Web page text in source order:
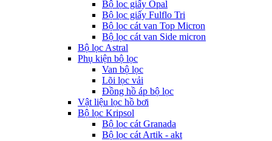
Bộ lọc giấy Opal
Bộ lọc giấy Fulflo Tri
Bộ lọc cát van Top Micron
Bộ lọc cát van Side micron
Bộ lọc Astral
Phụ kiện bộ lọc
Van bộ lọc
Lõi lọc vải
Đồng hồ áp bộ lọc
Vật liệu lọc hồ bơi
Bộ lọc Kripsol
Bộ lọc cát Granada
Bộ lọc cát Artik - akt